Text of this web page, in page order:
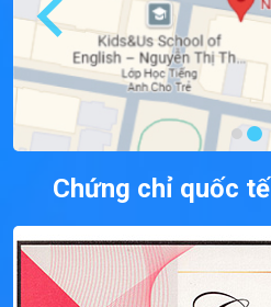
Chứng chỉ quốc tế